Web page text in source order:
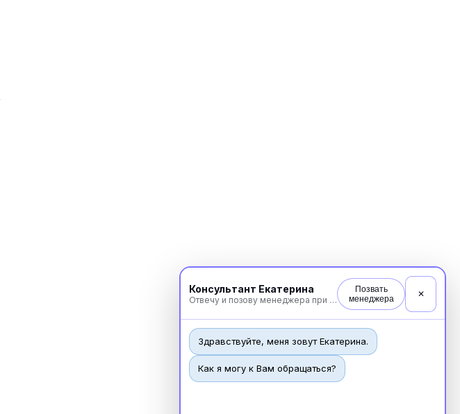
Консультант Екатерина
Отвечу и позову менеджера при необходимости
Позвать
менеджера
✕
Здравствуйте, меня зовут Екатерина.
Как я могу к Вам обращаться?